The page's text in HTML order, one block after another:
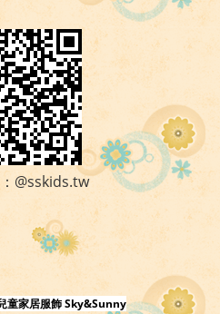
@sskids.tw
童家居服飾 Sky&Sunny